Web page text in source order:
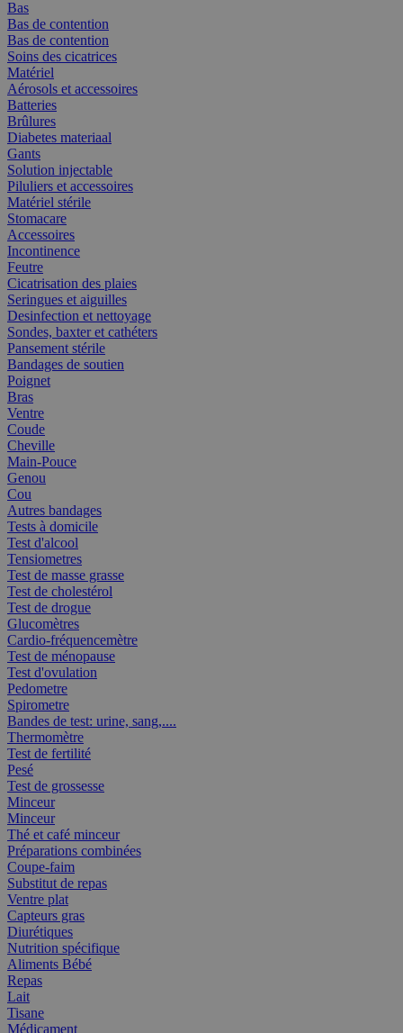
Bas
Bas de contention
Bas de contention
Soins des cicatrices
Matériel
Aérosols et accessoires
Batteries
Brûlures
Diabetes materiaal
Gants
Solution injectable
Piluliers et accessoires
Matériel stérile
Stomacare
Accessoires
Incontinence
Feutre
Cicatrisation des plaies
Seringues et aiguilles
Desinfection et nettoyage
Sondes, baxter et cathéters
Pansement stérile
Bandages de soutien
Poignet
Bras
Ventre
Coude
Cheville
Main-Pouce
Genou
Cou
Autres bandages
Tests à domicile
Test d'alcool
Tensiometres
Test de masse grasse
Test de cholestérol
Test de drogue
Glucomètres
Cardio-fréquencemètre
Test de ménopause
Test d'ovulation
Pedometre
Spirometre
Bandes de test: urine, sang,....
Thermomètre
Test de fertilité
Pesé
Test de grossesse
Minceur
Minceur
Thé et café minceur
Préparations combinées
Coupe-faim
Substitut de repas
Ventre plat
Capteurs gras
Diurétiques
Nutrition spécifique
Aliments Bébé
Repas
Lait
Tisane
Médicament